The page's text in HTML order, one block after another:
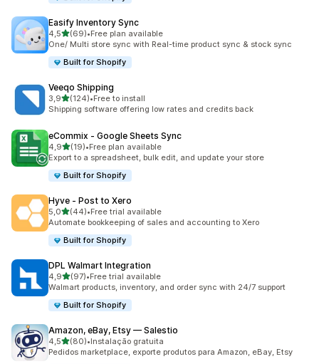
Easify Inventory Sync
4,5de 5 estrelas
(69)
69 total de avaliações
•Free plan available
One/ Multi store sync with Real-time product sync & stock sync
Built for Shopify
Veeqo Shipping
3,9de 5 estrelas
(124)
124 total de avaliações
•Free to install
Shipping software offering low rates and credits back
eCommix ‑ Google Sheets Sync
4,9de 5 estrelas
(19)
19 total de avaliações
•Free plan available
Export to a spreadsheet, bulk edit, and update your store
Built for Shopify
Hyve ‑ Post to Xero
5,0de 5 estrelas
(44)
44 total de avaliações
•Free trial available
Automate bookkeeping of sales and accounting to Xero
Built for Shopify
DPL Walmart Integration
4,9de 5 estrelas
(97)
97 total de avaliações
•Free trial available
Walmart products, inventory, and order sync with 24/7 support
Built for Shopify
Amazon, eBay, Etsy — Salestio
4,5de 5 estrelas
(80)
80 total de avaliações
•Instalação gratuita
Pedidos marketplace, exporte produtos para Amazon, eBay, Etsy